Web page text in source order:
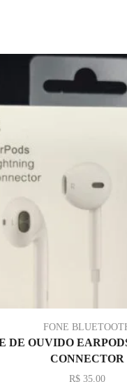
FONE
DE OUVIDO
CONNECTOR
R$ 35,00